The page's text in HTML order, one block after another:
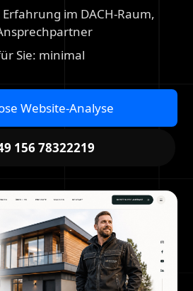
Erfahrung im DACH-Raum,
Sie: minimal
Website-Analyse
156 78322219